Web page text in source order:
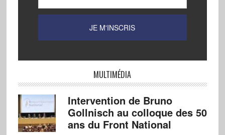
MULTIMÉDIA
Intervention de Bruno
Gollnisch au colloque des 50
ans du Front National